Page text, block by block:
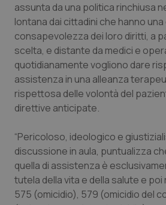
Liguria
Lombardia
Marche
Molise
Piemonte
Provincia Autonoma di
Disturbi dell’umore
Dolore
Donna & Salute
Epatiti
HIV
Infezioni & Febbre
assunta da una politica rinchiusa
lontana dai cittadini che hanno una
consapevolezza dei loro diritti, a
scelta, e distante da medici e
quotidianamente vogliono dare
assistenza in una alleanza
rispettosa delle volontà del
direttive anticipate.
“Pericoloso, ideologico e
discussione in aula, puntualizza
quella di assistenza è
tutela della vita e della salute e poi
575 (omicidio), 579 (omicidio del